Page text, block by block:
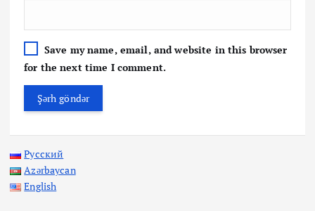
Save my name, email, and website in this browser
for the next time I comment.
Русский
Azərbaycan
English